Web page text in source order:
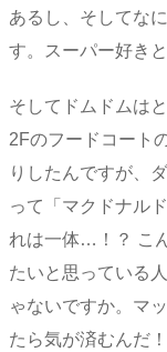
あるし、そしてな
す。スーパー好き
そしてドムドムは
2Fのフードコート
りしたんですが、
って「マクドナル
れは一体…！？ こ
たいと思っている
ゃないですか。マ
たら気が済むんだ